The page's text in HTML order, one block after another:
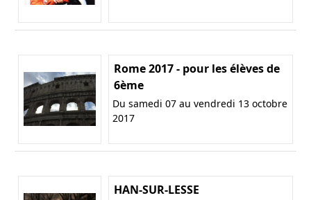
Rome 2017 - pour les élèves de
6ème
Du samedi 07 au vendredi 13 octobre
2017
HAN-SUR-LESSE